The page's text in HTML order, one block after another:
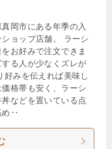
岡市にある年季の入
ョップ店舗。 ラーシ
お好みで注文できま
る人が少なくズレが
好みを伝えれば美味し
格帯も安く、ラーシ
などを置いている点
め‥